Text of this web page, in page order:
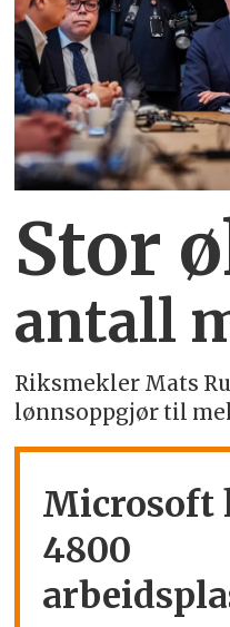
Stor
antall
Riksmekler Mats
lønnsoppgjør til
Microsoft
4800